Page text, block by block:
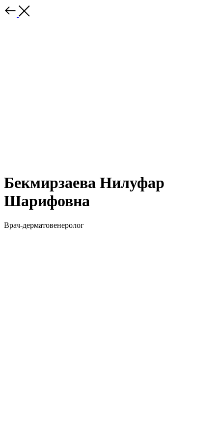
Бекмирзаева Нилуфар
Шарифовна
Врач-дерматовенеролог